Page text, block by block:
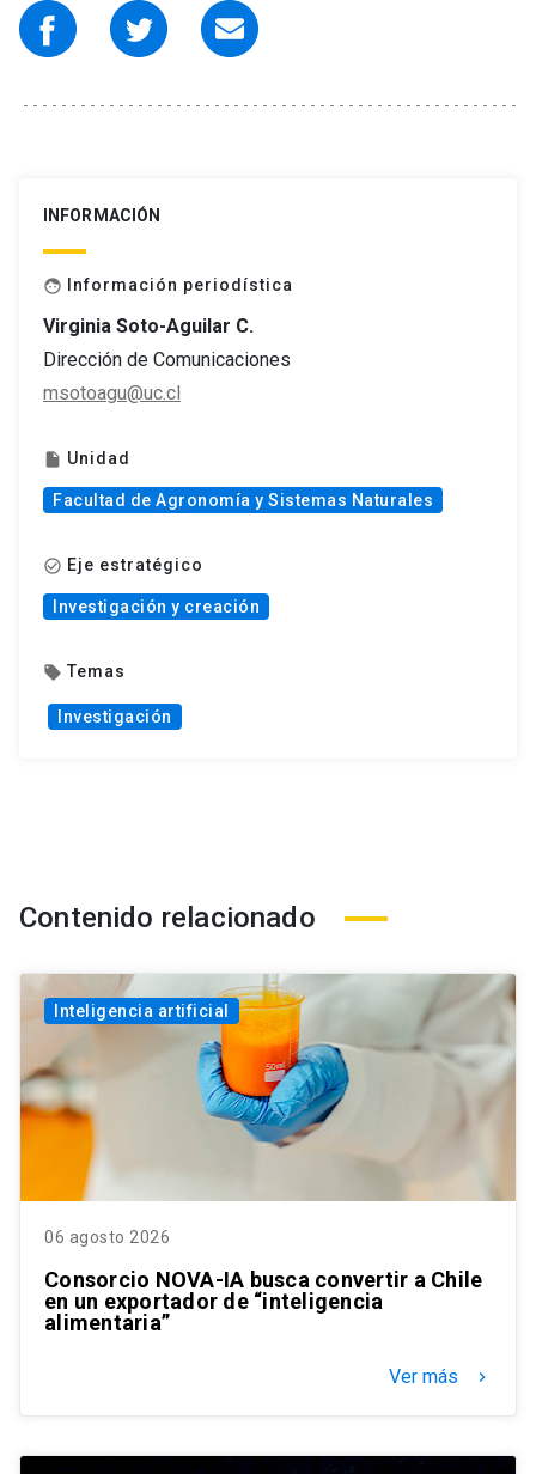
INFORMACIÓN
face Información periodística
Virginia Soto-Aguilar C.
Dirección de Comunicaciones
msotoagu@uc.cl
insert_drive_file Unidad
Facultad de Agronomía y Sistemas Naturales
check_circle_outline Eje estratégico
Investigación y creación
local_offer Temas
Investigación
Contenido relacionado
Inteligencia artificial
06 agosto 2026
Consorcio NOVA-IA busca convertir a Chile
en un exportador de “inteligencia
alimentaria”
Ver más keyboard_arrow_right